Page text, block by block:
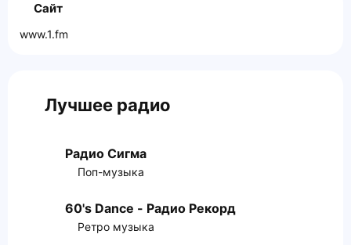
Сайт
www.1.fm
Лучшее радио
Радио Сигма
Поп-музыка
60's Dance - Радио Рекорд
Ретро музыка